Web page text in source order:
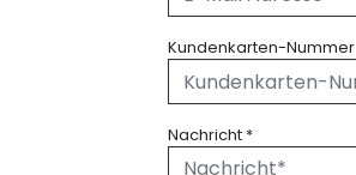
Kundenkarten-Nummer
Nachricht *